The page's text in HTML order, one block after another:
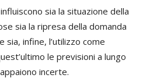
sia la situazione della
sia la ripresa della domanda
sia, infine, l’utilizzo come
le previsioni a lungo
incerte.